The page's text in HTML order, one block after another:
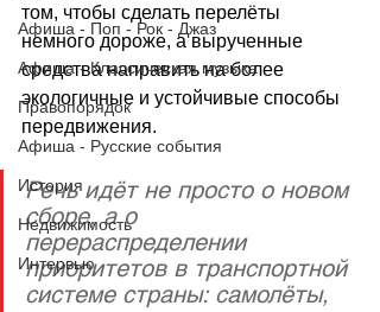
Афиша - Поп - Рок - Джаз
Афиша - Классическая музыка
Правопорядок
Афиша - Русские события
История
Недвижимость
Интервью
том, чтобы сделать перелёты
немного дороже, а вырученные
средства направить на более
экологичные и устойчивые способы
передвижения.
Речь идёт не просто о новом
сборе, а о
перераспределении
приоритетов в транспортной
системе страны: самолёты,